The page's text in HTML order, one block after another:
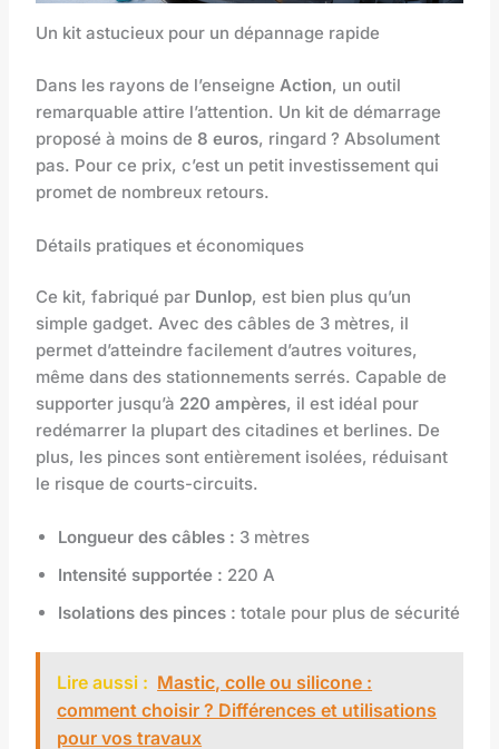
Un kit astucieux pour un dépannage rapide
Dans les rayons de l’enseigne Action, un outil
remarquable attire l’attention. Un kit de démarrage
proposé à moins de 8 euros, ringard ? Absolument
pas. Pour ce prix, c’est un petit investissement qui
promet de nombreux retours.
Détails pratiques et économiques
Ce kit, fabriqué par Dunlop, est bien plus qu’un
simple gadget. Avec des câbles de 3 mètres, il
permet d’atteindre facilement d’autres voitures,
même dans des stationnements serrés. Capable de
supporter jusqu’à 220 ampères, il est idéal pour
redémarrer la plupart des citadines et berlines. De
plus, les pinces sont entièrement isolées, réduisant
le risque de courts-circuits.
Longueur des câbles : 3 mètres
Intensité supportée : 220 A
Isolations des pinces : totale pour plus de sécurité
Lire aussi : Mastic, colle ou silicone :
comment choisir ? Différences et utilisations
pour vos travaux